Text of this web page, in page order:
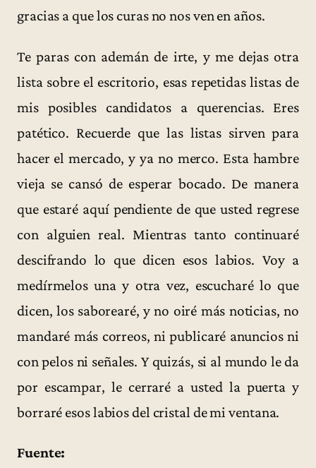
gracias a que los curas no nos ven en años.
Te paras con ademán de irte, y me dejas otra
lista sobre el escritorio, esas repetidas listas de
mis posibles candidatos a querencias. Eres
patético. Recuerde que las listas sirven para
hacer el mercado, y ya no merco. Esta hambre
vieja se cansó de esperar bocado. De manera
que estaré aquí pendiente de que usted regrese
con alguien real. Mientras tanto continuaré
descifrando lo que dicen esos labios. Voy a
medírmelos una y otra vez, escucharé lo que
dicen, los saborearé, y no oiré más noticias, no
mandaré más correos, ni publicaré anuncios ni
con pelos ni señales. Y quizás, si al mundo le da
por escampar, le cerraré a usted la puerta y
borraré esos labios del cristal de mi ventana.
Fuente: